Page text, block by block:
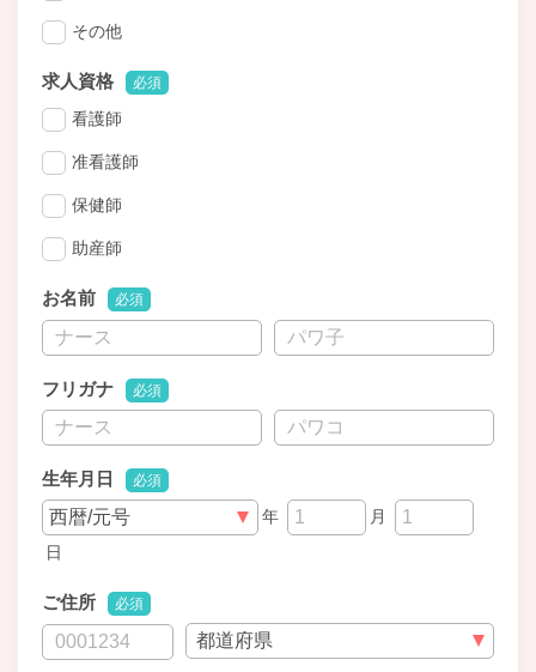
その他
求人資格 必須
看護師
准看護師
保健師
助産師
お名前 必須
フリガナ 必須
生年月日 必須
年
月
日
ご住所 必須